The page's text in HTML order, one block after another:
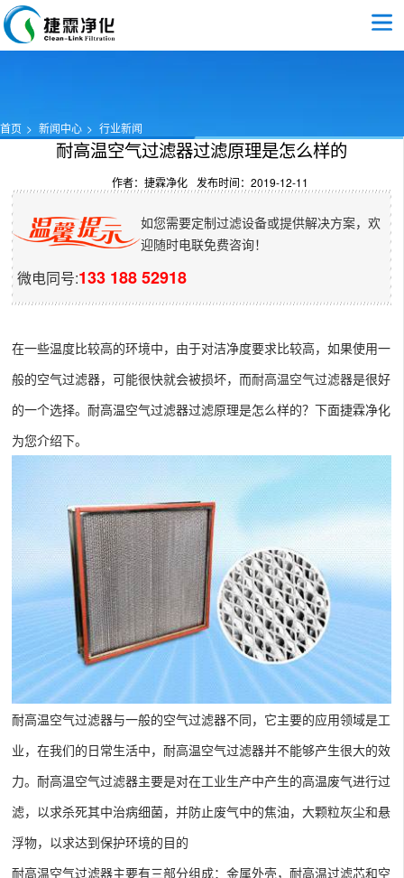
首页 新闻中心 行业新闻
耐高温空气过滤器过滤原理是怎么样的
作者：捷霖净化 发布时间：2019-12-11
如您需要定制过滤设备或提供解决方案，欢
迎随时电联免费咨询！
微电同号:133 188 52918
在一些温度比较高的环境中，由于对洁净度要求比较高，如果使用一
般的空气过滤器，可能很快就会被损坏，而耐高温空气过滤器是很好
的一个选择。耐高温空气过滤器过滤原理是怎么样的？下面捷霖净化
为您介绍下。
耐高温空气过滤器与一般的空气过滤器不同，它主要的应用领域是工
业，在我们的日常生活中，耐高温空气过滤器并不能够产生很大的效
力。耐高温空气过滤器主要是对在工业生产中产生的高温废气进行过
滤，以求杀死其中治病细菌，并防止废气中的焦油，大颗粒灰尘和悬
浮物，以求达到保护环境的目的
耐高温空气过滤器主要有三部分组成：金属外壳，耐高温过滤芯和空